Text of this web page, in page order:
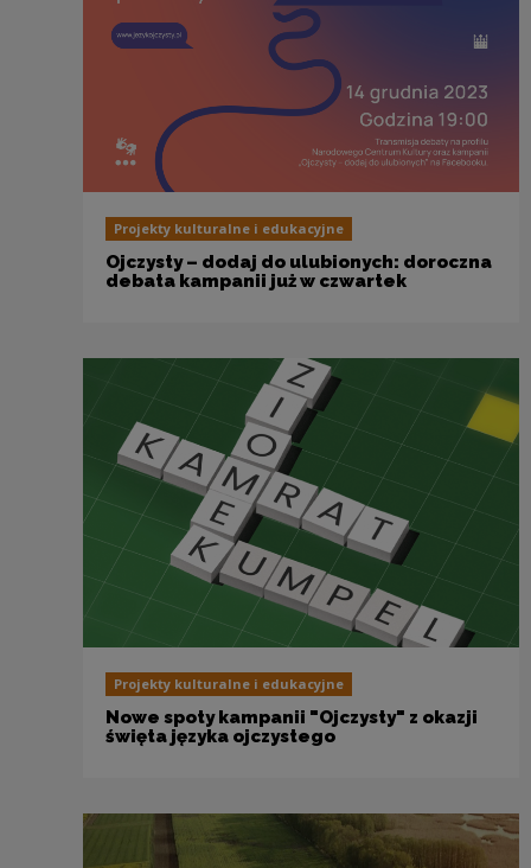
Projekty kulturalne i edukacyjne
Ojczysty – dodaj do ulubionych: doroczna
debata kampanii już w czwartek
Projekty kulturalne i edukacyjne
Nowe spoty kampanii "Ojczysty" z okazji
święta języka ojczystego